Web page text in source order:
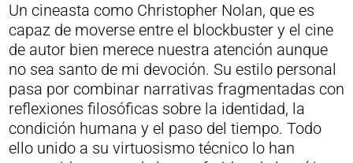
Un cineasta como Christopher Nolan, que es
capaz de moverse entre el blockbuster y el cine
de autor bien merece nuestra atención aunque
no sea santo de mi devoción. Su estilo personal
pasa por combinar narrativas fragmentadas con
reflexiones filosóficas sobre la identidad, la
condición humana y el paso del tiempo. Todo
ello unido a su virtuosismo técnico lo han